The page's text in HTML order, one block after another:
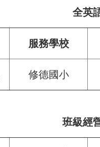
全英
服務學校
修德國小
班級經